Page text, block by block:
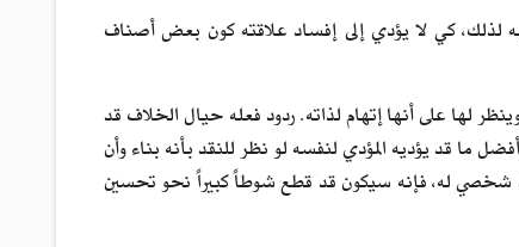
لذلك، كي لا يؤدي إلى إفساد علاقته كون بعض أصناف
لها على أنها إتهام لذاته. ردود فعله حيال الخلاف قد
ما قد يؤديه المؤدي لنفسه لو نظر للنقد بأنه بناء وأن
شخصي له، فإنه سيكون قد قطع شوطاً كبيراً نحو تحسين